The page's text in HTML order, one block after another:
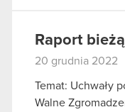
Raport
20 grudnia 2022
Temat: Uchwały
Walne